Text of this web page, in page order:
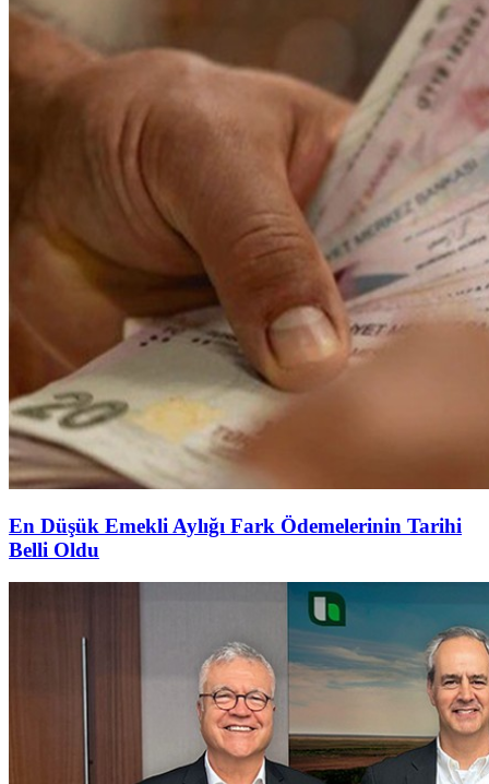
En Düşük Emekli Aylığı Fark Ödemelerinin Tarihi
Belli Oldu